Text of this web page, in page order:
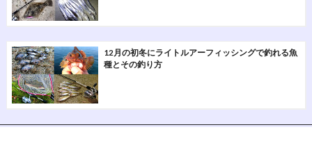
12月の初冬にライトルアーフィッシングで釣れる魚
種とその釣り方